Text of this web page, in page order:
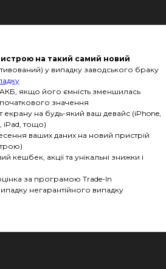
на такий самий новий
у випадку заводського браку
якщо його ємність зменшилась
значення
екрану на будь-який ваш девайс (iPhone,
iPad, тощо)
ваших даних на новий пристрій
кешбек, акції та унікальні знижки і
за програмою Trade-In
негарантійного випадку